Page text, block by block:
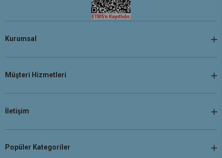
Kurumsal
Müşteri Hizmetleri
İletişim
Popüler Kategoriler